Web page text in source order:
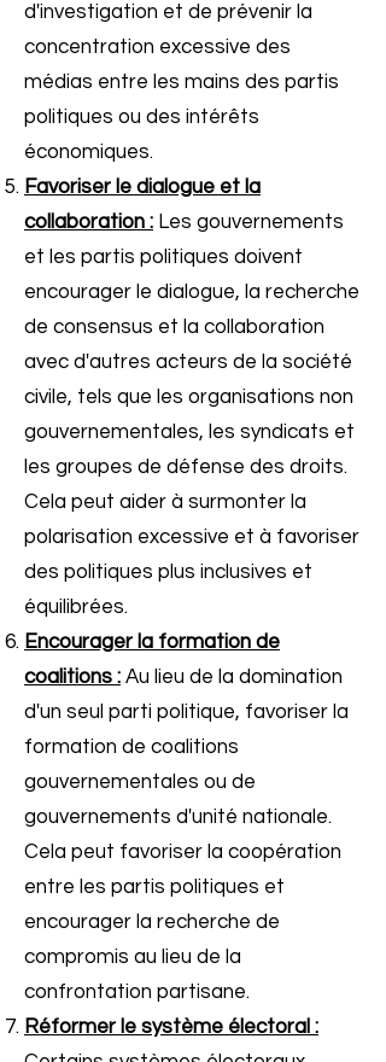
d'investigation et de prévenir la
concentration excessive des
médias entre les mains des partis
politiques ou des intérêts
économiques.
Favoriser le dialogue et la
collaboration : Les gouvernements
et les partis politiques doivent
encourager le dialogue, la recherche
de consensus et la collaboration
avec d'autres acteurs de la société
civile, tels que les organisations non
gouvernementales, les syndicats et
les groupes de défense des droits.
Cela peut aider à surmonter la
polarisation excessive et à favoriser
des politiques plus inclusives et
équilibrées.
Encourager la formation de
coalitions : Au lieu de la domination
d'un seul parti politique, favoriser la
formation de coalitions
gouvernementales ou de
gouvernements d'unité nationale.
Cela peut favoriser la coopération
entre les partis politiques et
encourager la recherche de
compromis au lieu de la
confrontation partisane.
Réformer le système électoral :